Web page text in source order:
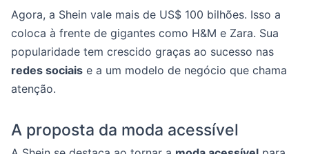
Agora, a Shein vale mais de US$ 100 bilhões. Isso a
coloca à frente de gigantes como H&M e Zara. Sua
popularidade tem crescido graças ao sucesso nas
redes sociais e a um modelo de negócio que chama
atenção.
A proposta da moda acessível